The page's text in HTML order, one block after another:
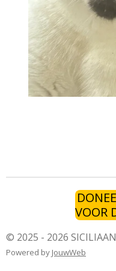
VOOR
© 2025 - 2026
Powered by JouwWeb